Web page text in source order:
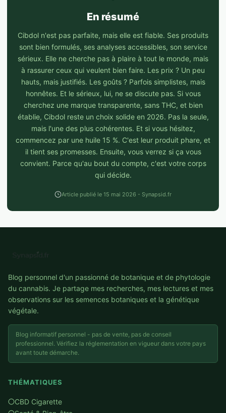
En résumé
Cibdol n'est pas parfaite, mais elle est fiable. Ses produits
sont bien formulés, ses analyses accessibles, son service
sérieux. Elle ne cherche pas à plaire à tout le monde, mais
à rassurer ceux qui veulent bien faire. Les prix ? Un peu
hauts, mais justifiés. Les goûts ? Parfois simplistes, mais
honnêtes. Et le sérieux, lui, ne se discute pas. Si vous
cherchez une marque transparente, sans THC, et bien
établie, Cibdol reste un choix solide en 2026. Pas la seule,
mais l'une des plus cohérentes. Et si vous hésitez,
commencez par une huile 15 %. C'est leur produit phare, et
il tient ses promesses. Ensuite, vous verrez si ça vous
convient. Parce qu'au bout du compte, c'est votre corps
qui décide.
Article publié le 15 mai 2026 - Synapsid.fr
Blog personnel d'un passionné de botanique et de phytologie
du cannabis. Je partage mes recherches, mes lectures et mes
observations sur les semences botaniques et la génétique
végétale.
Blog informatif personnel - pas de vente, pas de conseil
professionnel. Vérifiez la réglementation en vigueur dans votre pays
avant toute démarche.
THÉMATIQUES
CBD Cigarette